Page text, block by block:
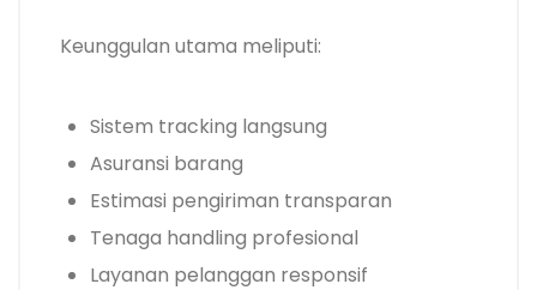
Keunggulan utama meliputi:
Sistem tracking langsung
Asuransi barang
Estimasi pengiriman transparan
Tenaga handling profesional
Layanan pelanggan responsif